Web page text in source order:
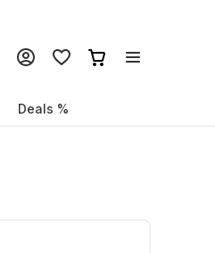
Deals %